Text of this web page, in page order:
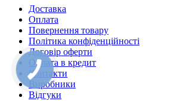
Доставка
Оплата
Повернення товару
Політика конфіденційності
Договір оферти
Оплата в кредит
Контакти
Виробники
Відгуки